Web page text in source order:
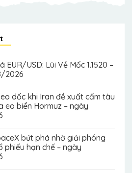
EUR/USD: Lùi Về Mốc 1.1520 –
2026
dốc khi Iran đề xuất cấm tàu
eo biển Hormuz – ngày
bứt phá nhờ giải phóng
phiếu hạn chế – ngày